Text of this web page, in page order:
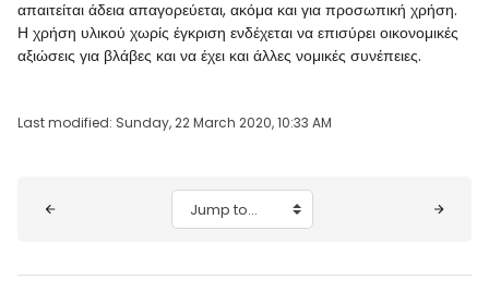
απαιτείται άδεια απαγορεύεται, ακόμα και για προσωπική χρήση.
Η χρήση υλικού χωρίς έγκριση ενδέχεται να επισύρει οικονομικές
αξιώσεις για βλάβες και να έχει και άλλες νομικές συνέπειες.
Last modified: Sunday, 22 March 2020, 10:33 AM
Jump to...